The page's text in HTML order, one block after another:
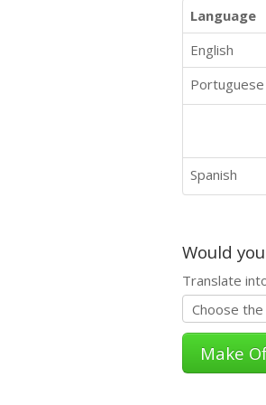
Language
English
Portuguese
Spanish
Would
Translate